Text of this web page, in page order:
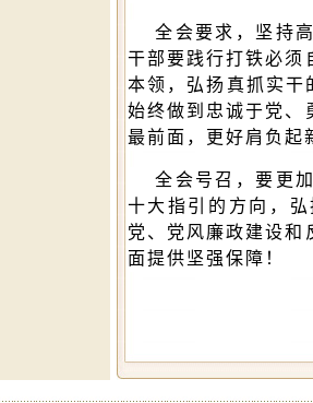
全会要求，坚持高
干部要践行打铁必须
本领，弘扬真抓实干
始终做到忠诚于党、
最前面，更好肩负起
全会号召，要更加
十大指引的方向，
党、党风廉政建设
面提供坚强保障！